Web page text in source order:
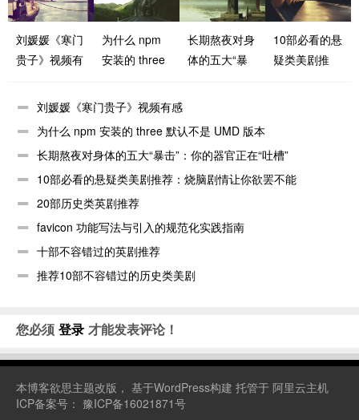
刘媛媛《寒门
贵子》视频有
为什么 npm
安装的 three
UMD 版本
长期熬夜对身
体的五大“暴
10部必看的悬
疑类美剧推
刘媛媛《寒门贵子》视频有感
为什么 npm 安装的 three 默认不是 UMD 版本
长期熬夜对身体的五大“暴击”：你的器官正在“吐槽”
10部必看的悬疑类美剧推荐：烧脑剧情让你欲罢不能
20部历史类英剧推荐
favicon 功能写法与引入的规范化实践指南
十部不容错过的英剧推荐
推荐10部不容错过的历史类美剧
您必须 登录 才能发表评论！
本博客欲思主题改版， 基于WordPress构建 托管于 阿里云主机
ICP备案号： 豫ICP备16021871号